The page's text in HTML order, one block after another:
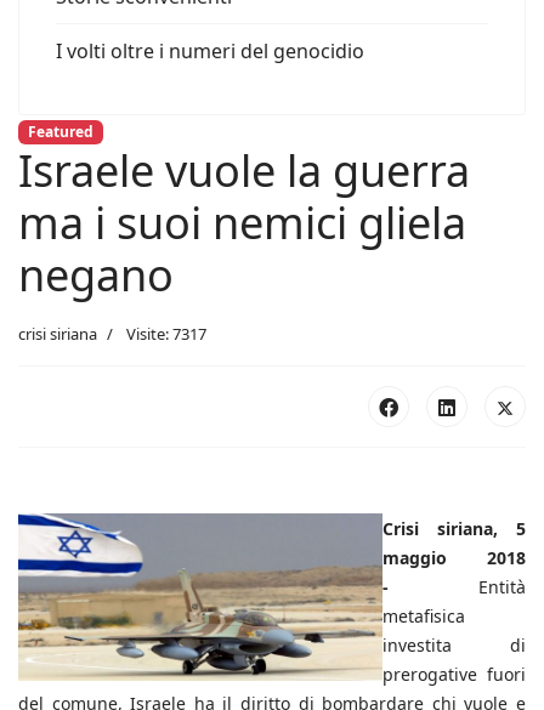
I volti oltre i numeri del genocidio
Featured
Israele vuole la guerra
ma i suoi nemici gliela
negano
crisi siriana Visite: 7317
Crisi siriana, 5
maggio 2018
- Entità
metafisica
investita di
prerogative fuori
del comune, Israele ha il diritto di bombardare chi vuole e